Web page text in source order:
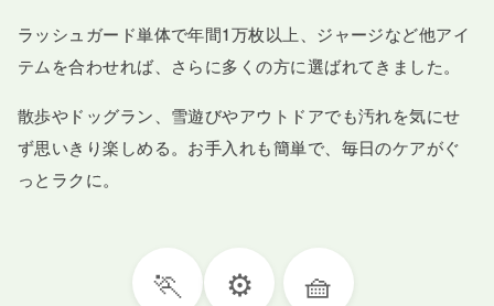
ラッシュガード単体で年間1万枚以上、ジャージなど他アイ
テムを合わせれば、さらに多くの方に選ばれてきました。
散歩やドッグラン、雪遊びやアウトドアでも汚れを気にせ
ず思いきり楽しめる。お手入れも簡単で、毎日のケアがぐ
っとラクに。
🏃 ⚙️ 🧺